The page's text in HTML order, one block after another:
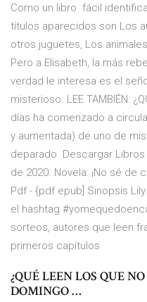
Como un libro fácil
títulos aparecidos son Los
otros juguetes, Los
Pero a Elisabeth, la más
verdad le interesa es el
misterioso. LEE TAMBIÉN:
días ha comenzado a
y aumentada) de uno de
deparado Descargar Libros
de 2020. Novela: ¡No sé de
Pdf - {pdf epub] Sinopsis
el hashtag
sorteos, autores que leen
primeros capítulos
¿QUÉ LEEN LOS QUE
DOMINGO …